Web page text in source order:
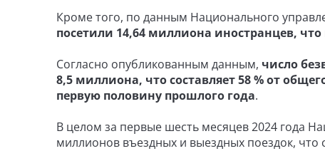
Кроме того, по данным Национального
посетили 14,64 миллиона иностранцев,
Согласно опубликованным данным, число
8,5 миллиона, что составляет 58 % от
первую половину прошлого года.
В целом за первые шесть месяцев 2024 года
миллионов въездных и выездных поездок, что